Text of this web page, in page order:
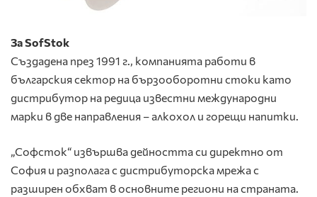
За SofStok
Създадена през 1991 г., компанията работи в
българския сектор на бързооборотни стоки като
дистрибутор на редица известни международни
марки в две направления – алкохол и горещи напитки.
„Софсток“ извършва дейността си директно от
София и разполага с дистрибуторска мрежа с
разширен обхват в основните региони на страната.